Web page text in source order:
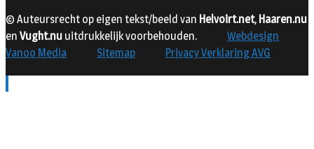
© Auteursrecht op eigen tekst/beeld van Helvoirt.net, Haaren.nu
en Vught.nu uitdrukkelijk voorbehouden.
Webdesign
Vanoo Media
Sitemap Privacy Verklaring AVG